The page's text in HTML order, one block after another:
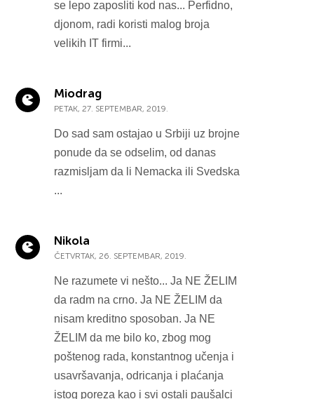
se lepo zaposliti kod nas... Perfidno,
djonom, radi koristi malog broja
velikih IT firmi...
Miodrag
PETAK, 27. SEPTEMBAR, 2019.
Do sad sam ostajao u Srbiji uz brojne
ponude da se odselim, od danas
razmisljam da li Nemacka ili Svedska
...
Nikola
ČETVRTAK, 26. SEPTEMBAR, 2019.
Ne razumete vi nešto... Ja NE ŽELIM
da radm na crno. Ja NE ŽELIM da
nisam kreditno sposoban. Ja NE
ŽELIM da me bilo ko, zbog mog
poštenog rada, konstantnog učenja i
usavršavanja, odricanja i plaćanja
istog poreza kao i svi ostali paušalci